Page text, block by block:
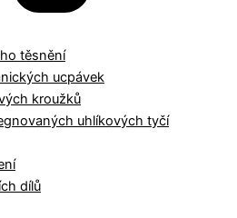
těsnění
ucpávek
kroužků
uhlíkových tyčí
dílů